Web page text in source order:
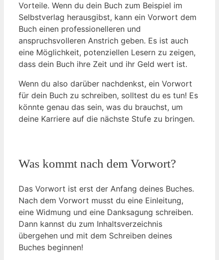
Vorteile. Wenn du dein Buch zum Beispiel im
Selbstverlag herausgibst, kann ein Vorwort dem
Buch einen professionelleren und
anspruchsvolleren Anstrich geben. Es ist auch
eine Möglichkeit, potenziellen Lesern zu zeigen,
dass dein Buch ihre Zeit und ihr Geld wert ist.
Wenn du also darüber nachdenkst, ein Vorwort
für dein Buch zu schreiben, solltest du es tun! Es
könnte genau das sein, was du brauchst, um
deine Karriere auf die nächste Stufe zu bringen.
Was kommt nach dem Vorwort?
Das Vorwort ist erst der Anfang deines Buches.
Nach dem Vorwort musst du eine Einleitung,
eine Widmung und eine Danksagung schreiben.
Dann kannst du zum Inhaltsverzeichnis
übergehen und mit dem Schreiben deines
Buches beginnen!